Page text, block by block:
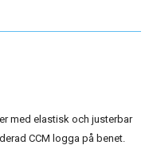
med elastisk och justerbar
CCM logga på benet.